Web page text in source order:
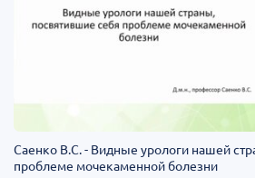
Саенко В.С. - Видные урологи нашей
проблеме мочекаменной болезни